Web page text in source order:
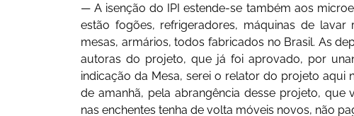
— A isenção do IPI estende-se também aos
estão fogões, refrigeradores, máquinas de lavar
mesas, armários, todos fabricados no Brasil. As
autoras do projeto, que já foi aprovado, por
indicação da Mesa, serei o relator do projeto aqui
de amanhã, pela abrangência desse projeto,
nas enchentes tenha de volta móveis novos, não